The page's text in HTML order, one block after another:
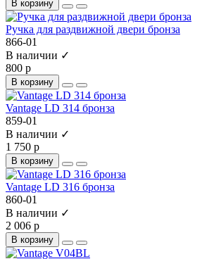
В корзину
Ручка для раздвижной двери бронза
866-01
В наличии ✓
800 р
В корзину
Vantage LD 314 бронза
859-01
В наличии ✓
1 750 р
В корзину
Vantage LD 316 бронза
860-01
В наличии ✓
2 006 р
В корзину